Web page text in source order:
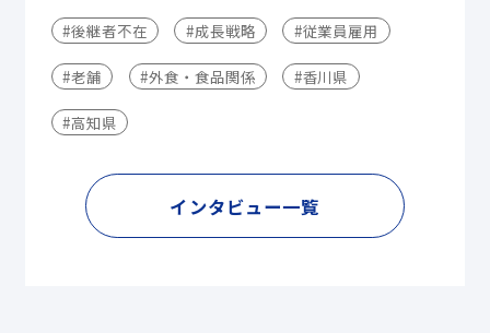
#後継者不在 #成長戦略 #従業員雇用
#老舗 #外食・食品関係 #香川県
#高知県
インタビュー一覧